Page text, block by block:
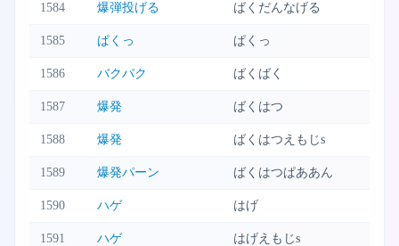
1584 爆弾投げる ばくだんなげる
1585 ぱくっ ぱくっ
1586 バクバク ばくばく
1587 爆発 ばくはつ
1588 爆発 ばくはつえもじs
1589 爆発パーン ばくはつぱああん
1590 ハゲ はげ
1591 ハゲ はげえもじs